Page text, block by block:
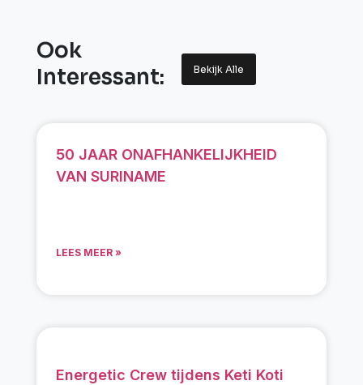
Ook
Interessant:
Bekijk Alle
50 JAAR ONAFHANKELIJKHEID
VAN SURINAME
LEES MEER »
Energetic Crew tijdens Keti Koti